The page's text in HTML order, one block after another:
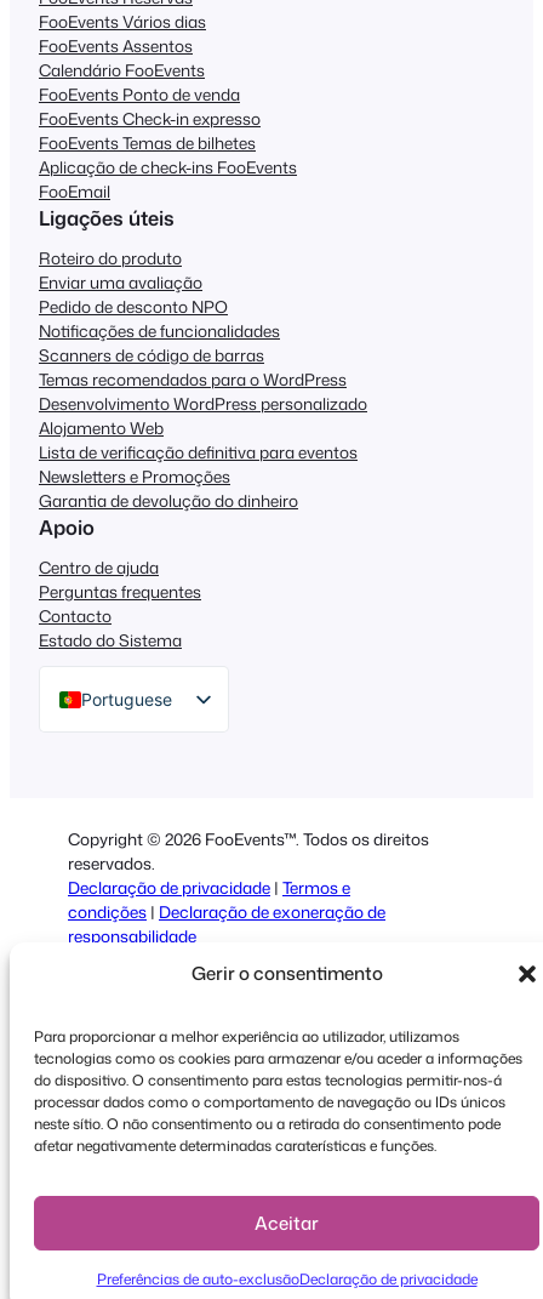
Gerir o consentimento
Para proporcionar a melhor experiência ao utilizador, utilizamos
tecnologias como os cookies para armazenar e/ou aceder a informações
do dispositivo. O consentimento para estas tecnologias permitir-nos-á
processar dados como o comportamento de navegação ou IDs únicos
neste sítio. O não consentimento ou a retirada do consentimento pode
afetar negativamente determinadas caraterísticas e funções.
Aceitar
Preferências de auto-exclusãoDeclaração de privacidade
FooEvents Vários dias
FooEvents Assentos
Calendário FooEvents
FooEvents Ponto de venda
FooEvents Check-in expresso
FooEvents Temas de bilhetes
Aplicação de check-ins FooEvents
FooEmail
Ligações úteis
Roteiro do produto
Enviar uma avaliação
Pedido de desconto NPO
Notificações de funcionalidades
Scanners de código de barras
Temas recomendados para o WordPress
Desenvolvimento WordPress personalizado
Alojamento Web
Lista de verificação definitiva para eventos
Newsletters e Promoções
Garantia de devolução do dinheiro
Apoio
Centro de ajuda
Perguntas frequentes
Contacto
Estado do Sistema
Portuguese
Spanish
Italian
French
Copyright © 2026 FooEvents™. Todos os direitos
reservados.
Declaração de privacidade | Termos e
condições | Declaração de exoneração de
responsabilidade